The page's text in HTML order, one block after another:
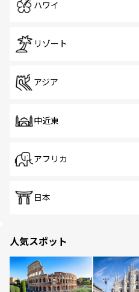
ハワイ
リゾート
アジア
中近東
アフリカ
日本
人気スポット